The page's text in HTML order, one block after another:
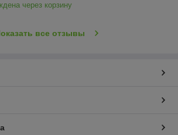
через корзину
все отзывы